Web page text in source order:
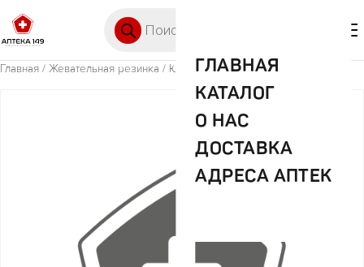
ГЛАВНАЯ
КАТАЛОГ
О НАС
ДОСТАВКА
АДРЕСА АПТЕК
Главная / Жевательная резинка / Юпо жев.мармелад Кола 80г